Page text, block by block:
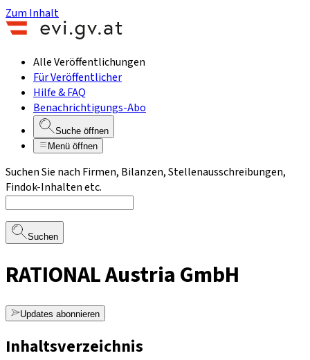
Zum Inhalt
Alle Veröffentlichungen
Für Veröffentlicher
Hilfe & FAQ
Benachrichtigungs-Abo
Suche öffnen
Menü öffnen
Suchen Sie nach Firmen, Bilanzen, Stellenausschreibungen,
Findok-Inhalten etc.
Suchen
RATIONAL Austria GmbH
Updates abonnieren
Inhaltsverzeichnis